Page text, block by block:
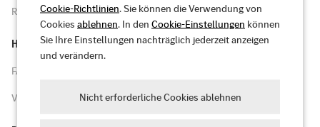
Registrieren
Hilfe
FAQs und Hilfe
Vertrag kündigen
Cookie-Richtlinien. Sie können die Verwendung von
Cookies ablehnen. In den Cookie-Einstellungen können
Sie Ihre Einstellungen nachträglich jederzeit anzeigen
und verändern.
Nicht erforderliche Cookies ablehnen